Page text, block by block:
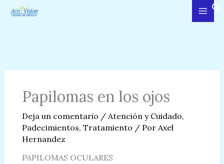
Papilomas en los ojos
Deja un comentario / Atención y Cuidado,
Padecimientos, Tratamiento / Por Axel
Hernandez
PAPILOMAS OCULARES